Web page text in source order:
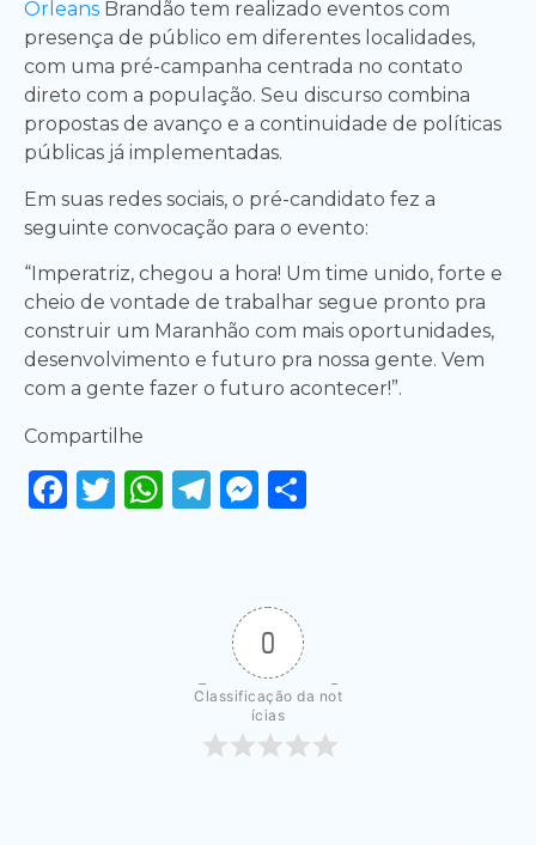
Orleans Brandão tem realizado eventos com
presença de público em diferentes localidades,
com uma pré-campanha centrada no contato
direto com a população. Seu discurso combina
propostas de avanço e a continuidade de políticas
públicas já implementadas.
Em suas redes sociais, o pré-candidato fez a
seguinte convocação para o evento:
“Imperatriz, chegou a hora! Um time unido, forte e
cheio de vontade de trabalhar segue pronto pra
construir um Maranhão com mais oportunidades,
desenvolvimento e futuro pra nossa gente. Vem
com a gente fazer o futuro acontecer!”.
Compartilhe
Facebook
Twitter
WhatsApp
Telegram
Messenger
0
Classificação da not
ícias